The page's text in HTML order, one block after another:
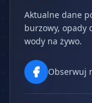
Aktualne dane
burzowy, opady
wody na żywo.
Obserwuj